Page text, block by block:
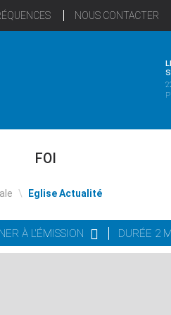
NOUS CONTACTER
FOI
\ Eglise Actualité
À L'ÉMISSION DURÉE 2